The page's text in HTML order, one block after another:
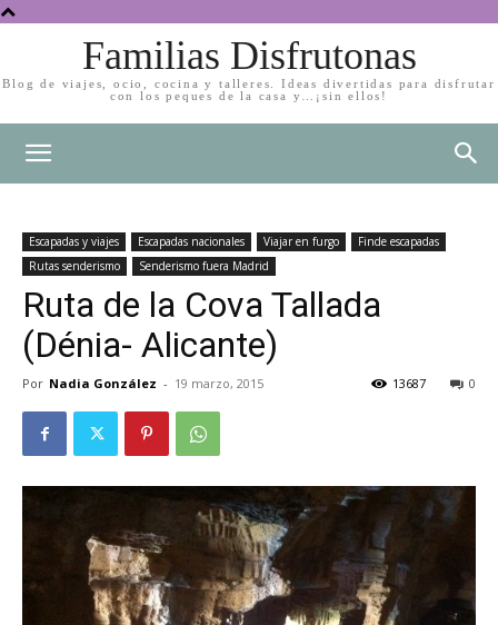
Familias Disfrutonas
Blog de viajes, ocio, cocina y talleres. Ideas divertidas para disfrutar
con los peques de la casa y…¡sin ellos!
Escapadas y viajes Escapadas nacionales Viajar en furgo
Finde escapadas
Rutas senderismo
Senderismo fuera Madrid
Ruta de la Cova Tallada
(Dénia- Alicante)
Por Nadia González - 19 marzo, 2015 0
13687